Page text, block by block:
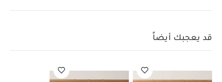
الخصائص والمزايا:
النقاط في السيارة مع مسارات ملونة لتسهيل وضمان التركيب
الآمنيستخدم المسار الأزرق للتركيب بوضعية المواجهة الخلفية،
قد يعجبك أيضاً